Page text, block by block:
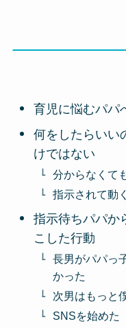
育児に悩むパパ
何をしたらいい
けではない
分からなくて
指示されて動
指示待ちパパか
こした行動
長男がパパっ
かった
次男はもっと
SNSを始めた